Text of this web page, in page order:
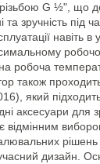
G ½", що
під
робоча
також
який
аксесуари для
є відмінним